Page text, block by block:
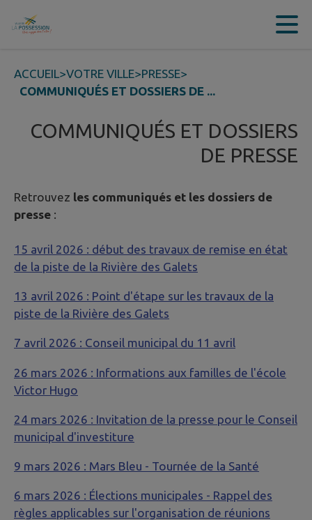
Contenu
ACCUEIL>VOTRE VILLE>PRESSE>
COMMUNIQUÉS ET DOSSIERS DE ...
COMMUNIQUÉS ET DOSSIERS
DE PRESSE
Retrouvez les communiqués et les dossiers de
presse :
15 avril 2026 : début des travaux de remise en état
de la piste de la Rivière des Galets
13 avril 2026 : Point d'étape sur les travaux de la
piste de la Rivière des Galets
7 avril 2026 : Conseil municipal du 11 avril
26 mars 2026 : Informations aux familles de l'école
Victor Hugo
24 mars 2026 : Invitation de la presse pour le Conseil
municipal d'investiture
9 mars 2026 : Mars Bleu - Tournée de la Santé
6 mars 2026 : Élections municipales - Rappel des
règles applicables sur l'organisation de réunions